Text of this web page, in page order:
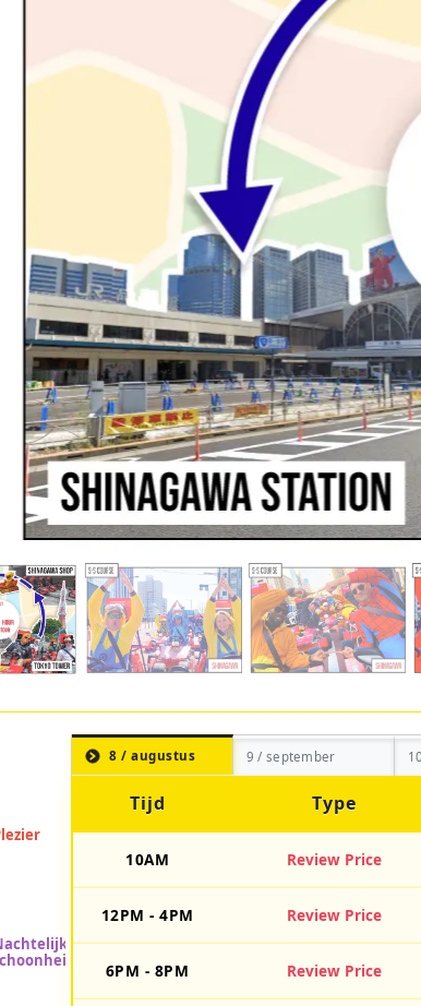
8 / augustus 9 / september
Tijd Type
10AM Review Price
12PM - 4PM Review Price
6PM - 8PM Review Price